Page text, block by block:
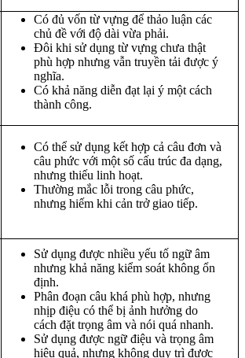
Có đủ vốn từ vựng để thảo luận các
chủ đề với độ dài vừa phải.
Đôi khi sử dụng từ vựng chưa thật
phù hợp nhưng vẫn truyền tải được ý
nghĩa.
Có khả năng diễn đạt lại ý một cách
thành công.
Có thể sử dụng kết hợp cả câu đơn và
câu phức với một số cấu trúc đa dạng,
nhưng thiếu linh hoạt.
Thường mắc lỗi trong câu phức,
nhưng hiếm khi cản trở giao tiếp.
Sử dụng được nhiều yếu tố ngữ âm
nhưng khả năng kiểm soát không ổn
định.
Phân đoạn câu khá phù hợp, nhưng
nhịp điệu có thể bị ảnh hưởng do
cách đặt trọng âm và nói quá nhanh.
Sử dụng được ngữ điệu và trọng âm
hiệu quả, nhưng không duy trì được